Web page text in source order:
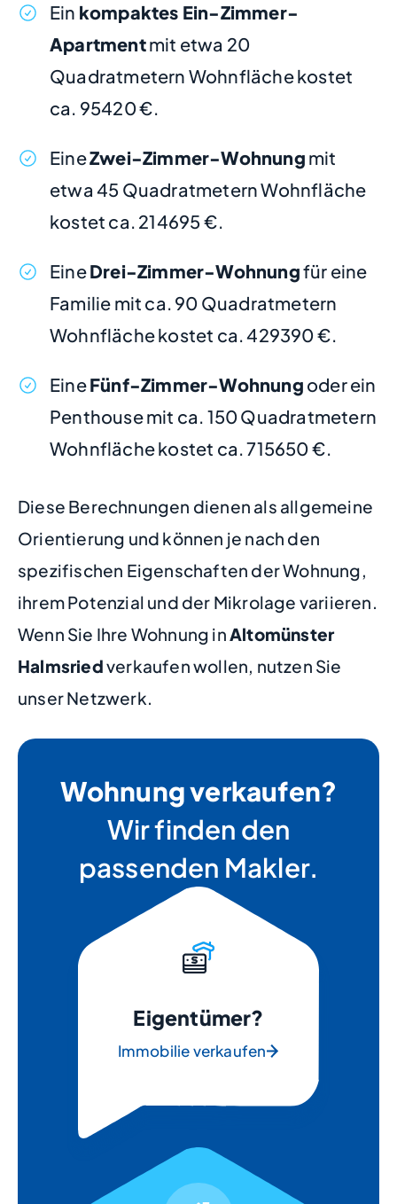
Ein kompaktes Ein-Zimmer-
Apartmentmit etwa 20
Quadratmetern Wohnfläche kostet
ca. 95420 €.
EineZwei-Zimmer-Wohnung mit
etwa 45 Quadratmetern Wohnfläche
kostet ca. 214695 €.
EineDrei-Zimmer-Wohnungfür eine
Familie mit ca. 90 Quadratmetern
Wohnfläche kostet ca. 429390 €.
EineFünf-Zimmer-Wohnung oder ein
Penthouse mit ca. 150 Quadratmetern
Wohnfläche kostet ca. 715650 €.
Diese Berechnungen dienen als allgemeine
Orientierung und können je nach den
spezifischen Eigenschaften der Wohnung,
ihrem Potenzial und der Mikrolage variieren.
Wenn Sie Ihre Wohnung in Altomünster
Halmsriedverkaufen wollen, nutzen Sie
unser Netzwerk.
Wohnung verkaufen?
Wir finden den
passenden Makler.
Eigentümer?
Immobilie verkaufen